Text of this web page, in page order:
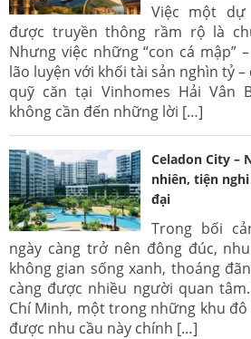
Việc một
được truyền thông rầm rộ là
Nhưng việc những “con cá mập”
lão luyện với khối tài sản nghìn tỷ
quỹ căn tại Vinhomes Hải Vân
không cần đến những lời […]
Celadon City –
nhiên, tiện
đại
Trong bối
ngày càng trở nên đông đúc,
không gian sống xanh, thoáng
càng được nhiều người quan
Chí Minh, một trong những khu
được nhu cầu này chính […]